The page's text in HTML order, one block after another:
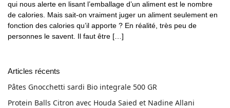
qui nous alerte en lisant l’emballage d’un aliment est le nombre
de calories. Mais sait-on vraiment juger un aliment seulement en
fonction des calories qu’il apporte ? En réalité, très peu de
personnes le savent. Il faut être […]
Articles récents
Pâtes Gnocchetti sardi Bio integrale 500 GR
Protein Balls Citron avec Houda Saied et Nadine Allani